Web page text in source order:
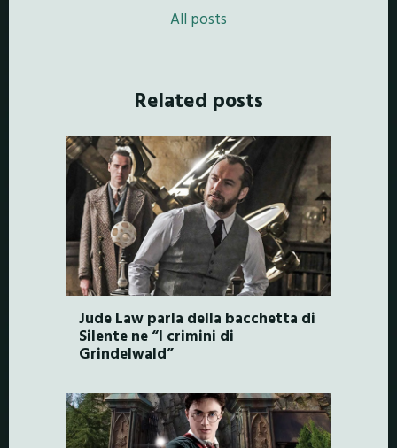
All posts
Related posts
Jude Law parla della bacchetta di
Silente ne “I crimini di
Grindelwald”